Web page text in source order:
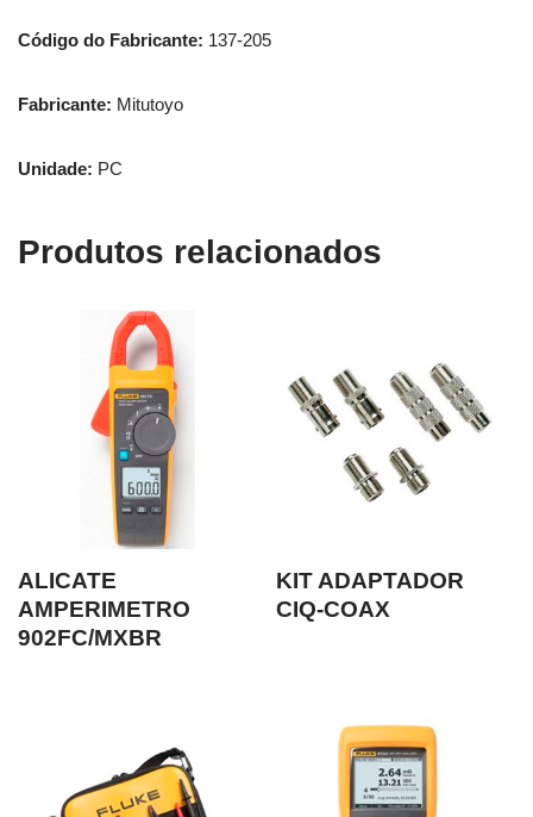
Código do Fabricante: 137-205
Fabricante: Mitutoyo
Unidade: PC
Produtos relacionados
ALICATE
AMPERIMETRO
902FC/MXBR
KIT ADAPTADOR
CIQ-COAX